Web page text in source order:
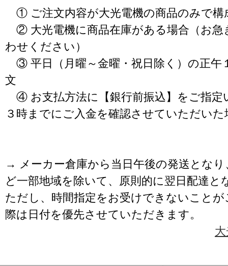
① ご注文内容が大光電機の商品のみで構
② 大光電機に商品在庫がある場合（お急
わせください）
③ 平日（月曜～金曜・祝日除く）の正午
文
④ お支払方法に【銀行前振込】をご指定
３時までにご入金を確認させていただいた
→ メーカー倉庫から当日午後の発送となり
ど一部地域を除いて、原則的に翌日配達と
ただし、時間指定をお受けできないこと
際は日付を優先させていただきます。